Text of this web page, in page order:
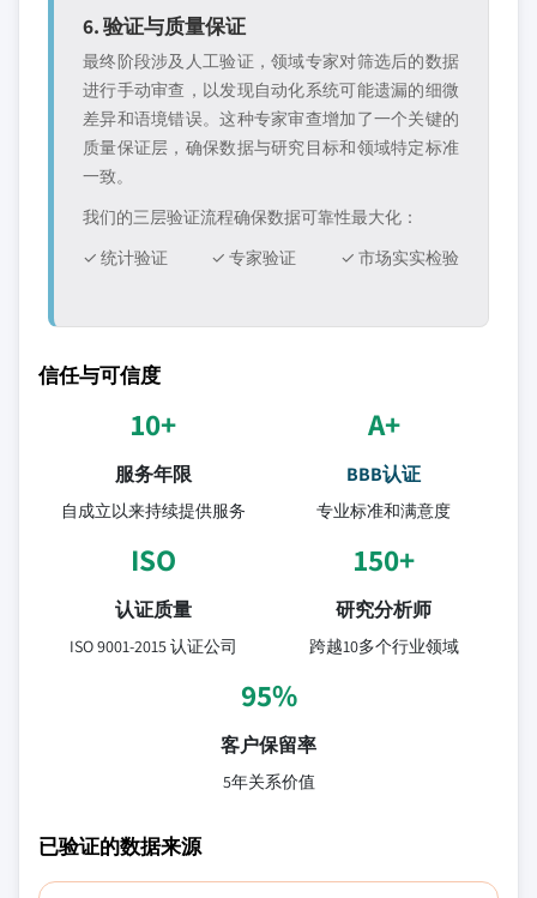
6. 验证与质量保证
最终阶段涉及人工验证，领域专家对筛选后的数据
进行手动审查，以发现自动化系统可能遗漏的细微
差异和语境错误。这种专家审查增加了一个关键的
质量保证层，确保数据与研究目标和领域特定标准
一致。
我们的三层验证流程确保数据可靠性最大化：
✓ 统计验证
✓ 专家验证 ✓ 市场实实检验
信任与可信度
10+
服务年限
自成立以来持续提供服务
A+
BBB认证
专业标准和满意度
ISO
认证质量
ISO 9001-2015 认证公司
150+
研究分析师
跨越10多个行业领域
95%
客户保留率
5年关系价值
已验证的数据来源